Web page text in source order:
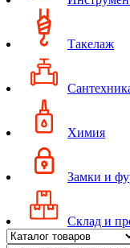
Такелаж
Химия
Замки и
Склад и